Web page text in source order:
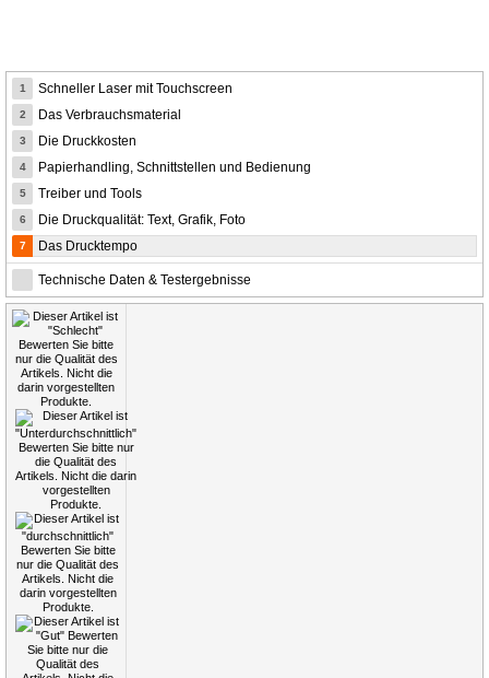
1 Schneller Laser mit Touchscreen
2 Das Verbrauchsmaterial
3 Die Druckkosten
4 Papierhandling, Schnittstellen und Bedienung
5 Treiber und Tools
6 Die Druckqualität: Text, Grafik, Foto
7 Das Drucktempo
Technische Daten & Testergebnisse